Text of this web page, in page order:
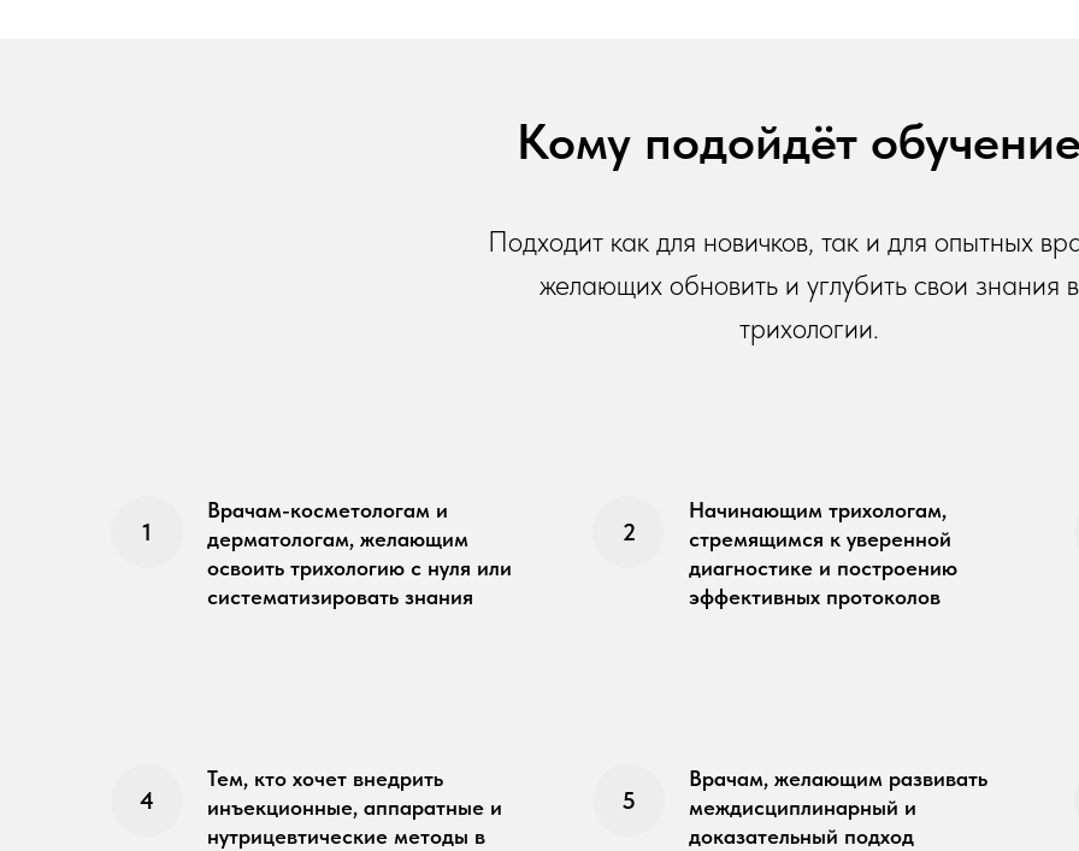
Кому подойдёт
Подходит как для новичков, так и для опытных
желающих обновить и углубить свои знания в
трихологии.
Врачам-косметологам и
дерматологам, желающим
освоить трихологию с нуля или
систематизировать знания
Начинающим трихологам,
стремящимся к уверенной
диагностике и построению
эффективных протоколов
Тем, кто хочет внедрить
инъекционные, аппаратные и
нутрицевтические методы в
Врачам, желающим развивать
междисциплинарный и
доказательный подход